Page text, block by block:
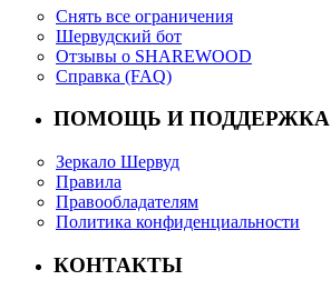
Снять все ограничения
Шервудский бот
Отзывы о SHAREWOOD
Справка (FAQ)
ПОМОЩЬ И ПОДДЕРЖКА
Зеркало Шервуд
Правила
Правообладателям
Политика конфиденциальности
КОНТАКТЫ